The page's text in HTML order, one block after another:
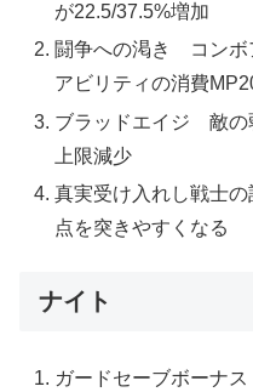
が22.5/37.5%増加
闘争への渇き コンボ
アビリティの消費
ブラッドエイジ 敵の
上限減少
真実受け入れし戦士
点を突きやすくなる
ナイト
ガードセーブボーナ